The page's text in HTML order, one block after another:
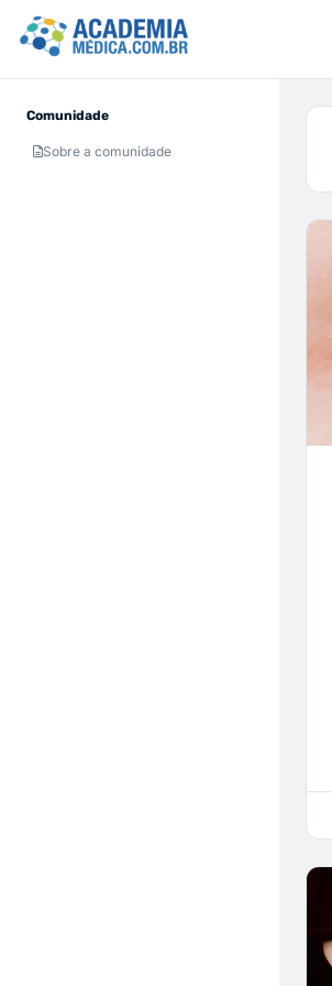
Comunidade
Sobre a comunidade